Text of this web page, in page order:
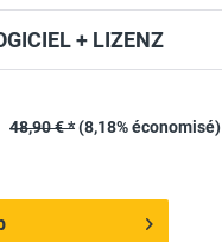
+ LIZENZ
48,90 € *(8,18% économisé)